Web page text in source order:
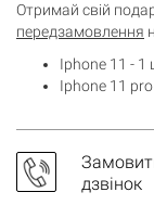
Отримай свій
передзамовлення
Iphone 11 - 1
Iphone 11
дзвінок